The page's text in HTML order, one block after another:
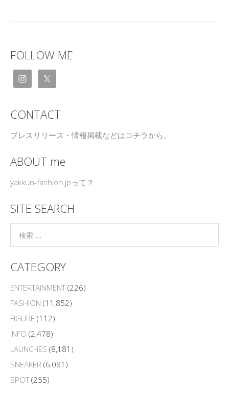
FOLLOW ME
CONTACT
プレスリリース・情報掲載などはコチラから。
ABOUT me
yakkun-fashion.jpって？
SITE SEARCH
CATEGORY
ENTERTAINMENT(226)
FASHION (11,852)
FIGURE (112)
INFO (2,478)
LAUNCHES (8,181)
SNEAKER (6,081)
SPOT(255)